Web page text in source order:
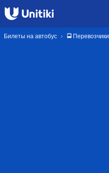
Билеты на автобус 🚍 Перевозчики